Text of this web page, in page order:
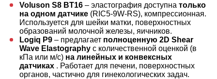
Voluson S8 BT16 – эластография доступна только
на одном датчике (RIC5-9W-RS), компрессионная.
Используется для шейки матки, поверхностных
образований молочной железы, яичников.
Logiq P9 – предлагает полноценную 2D Shear
Wave Elastography с количественной оценкой (в
кПа или м/с) на линейных и конвексных
датчиках . Работает для печени, поверхностных
органов, частично для гинекологических задач.